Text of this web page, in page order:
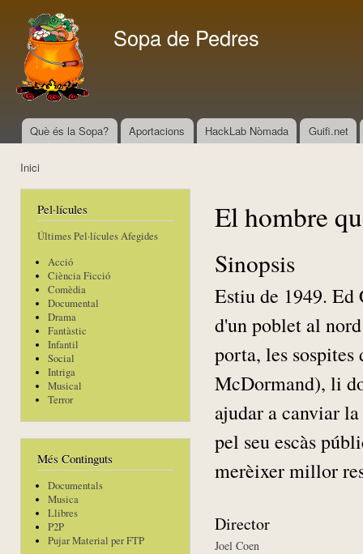
Sopa de Pedres
Menú principal
Què és la Sopa? Aportacions HackLab Nòmada Guifi.net
Inici
Pel·lícules
Últimes Pel·lícules Afegides
Acció
Ciència Ficció
Comèdia
Documental
Drama
Fantàstic
Infantil
Social
Intriga
Musical
Terror
Més Continguts
Documentals
Musica
Llibres
P2P
Pujar Material per FTP
El hombre
Sinopsis
Estiu de 1949.
d'un poblet al
porta, les
McDormand), li
ajudar a canviar
pel seu escàs
merèixer millor
Director
Joel Coen